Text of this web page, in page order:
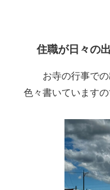
住職が日々の
お寺の行事で
色々書いています